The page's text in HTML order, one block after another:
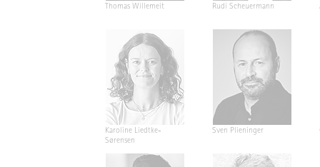
Thomas Willemeit Rudi Scheuermann
Karoline Liedtke-
Sørensen
Sven Plieninger